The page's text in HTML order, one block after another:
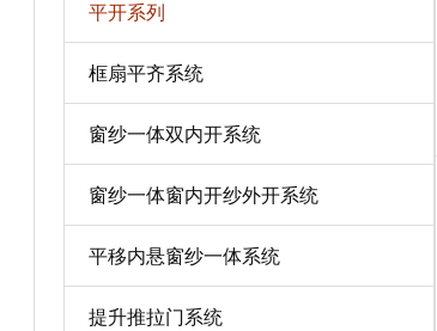
平开系列
框扇平齐系统
窗纱一体双内开系统
窗纱一体窗内开纱外开系统
平移内悬窗纱一体系统
提升推拉门系统
AWD-PC80
隔热性能，真正做到节能、合理。
宝贝详情